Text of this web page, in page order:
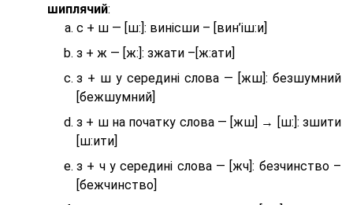
шиплячий:
с + ш — [ш:]: винісши – [вин’іш:и]
з + ж — [ж:]: зжати –[ж:ати]
з + ш у середині слова — [жш]: безшумний
[бежшумний]
з + ш на початку слова — [жш] → [ш:]: зшити
[ш:ити]
з + ч у середині слова — [жч]: безчинство –
[бежчинство]